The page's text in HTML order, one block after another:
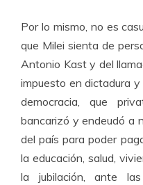
Por lo mismo, no es
que Milei sienta de
Antonio Kast y del
impuesto en dictadura
democracia, que
bancarizó y endeudó a
del país para poder
la educación, salud,
la jubilación, ante